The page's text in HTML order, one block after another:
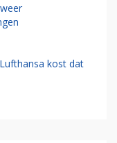
kost dat